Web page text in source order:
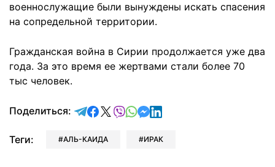
военнослужащие были вынуждены искать спасения
на сопредельной территории.
Гражданская война в Сирии продолжается уже два
года. За это время ее жертвами стали более 70
тыс человек.
Поделиться: отправить в Telegram
поделиться в Facebook
поделиться в X
отправить в Viber
отправить в Whatsapp
отправить в Messenger
отправить в LinkedIn
Теги: АЛЬ-КАИДА ИРАК